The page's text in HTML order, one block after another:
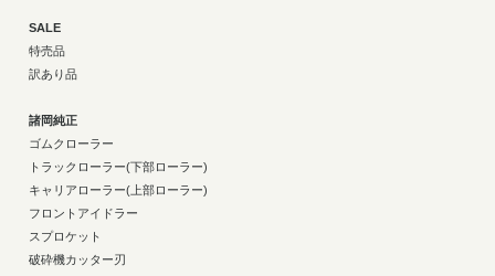
SALE
特売品
訳あり品
諸岡純正
ゴムクローラー
トラックローラー(下部ローラー)
キャリアローラー(上部ローラー)
フロントアイドラー
スプロケット
破砕機カッター刃